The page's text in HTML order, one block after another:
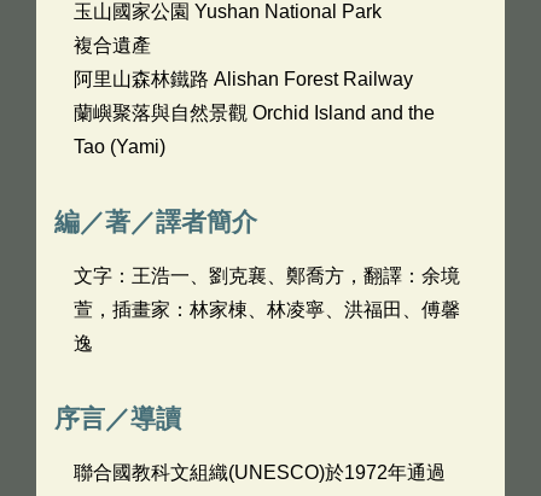
玉山國家公園 Yushan National Park
複合遺產
阿里山森林鐵路 Alishan Forest Railway
蘭嶼聚落與自然景觀 Orchid Island and the
Tao (Yami)
編／著／譯者簡介
文字：王浩一、劉克襄、鄭喬方，翻譯：余境
萱，插畫家：林家棟、林凌寧、洪福田、傅馨
逸
序言／導讀
聯合國教科文組織(UNESCO)於1972年通過